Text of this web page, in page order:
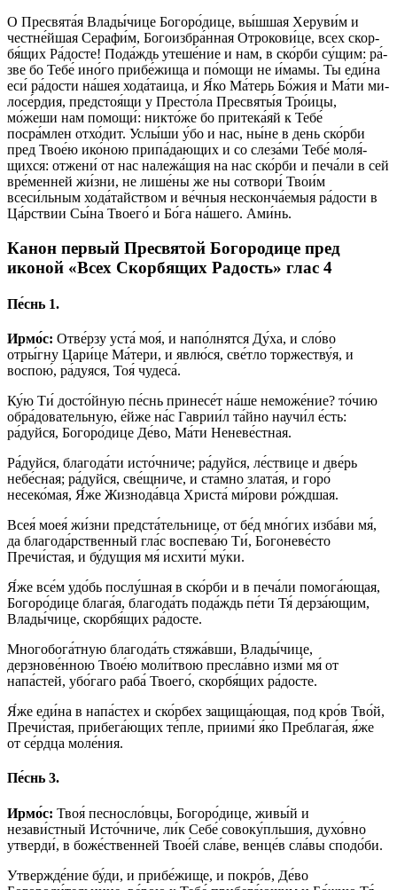
О Пре­свя­та́я Вла­ды́­чи­це Бо­го­ро́­ди­це, вы́ш­шая Хе­ру­ви́м и
чест­не́й­шая Се­ра­фи́м, Бо­го­из­бра́н­ная От­ро­ко­ви́­це, всех скор­
бя́­щих Ра́­дос­те! По­да́ждь уте­ше́­ние и нам, в ско́р­би су́­щим: ра́­
зве бо Те­бе́ ино́го прибе́жища и по́­мо­щи не и́ма­мы. Ты еди́на
еси́ ра́­дос­ти на́шея хода́таица, и Я́ко Ма́­терь Бо́­жия и Ма́­ти ми­
ло­се́р­дия, предстоя́щи у Пре­сто́­ла Пре­свя­ты́я Тро́ицы,
мо́жеши нам помо­щи́: ни­кто́­же бо при­те­ка́яй к Те­бе́
посра́млен от­хо́­дит. Услы́­ши у́бо и нас, ны́­не в день ско́р­би
пред Твое́ю ико́­ною при­па́­даю­щих и со сле­за́­ми Те­бе́ мо­ля́­
щих­ся: от­же­ни́ от нас належа́щия на нас ско́р­би и пе­ча́­ли в сей
вре́­мен­ней жи́з­ни, не лише́ны же ны со­тво­ри́ Тво­и́м
всеси́льным хо­да́­тай­ством и ве́ч­ныя несконча́емыя ра́­дос­ти в
Ца́рст­вии Сы́­на Тво­его́ и Бо́­га на́­ше­го. Ами́нь.
Канон первый Пресвятой Богородице пред
иконой «Всех Скорбящих Радость» глас 4
Пе́снь 1.
Ирмо́с: Отве́рзу уста́ моя́, и напо́лнятся Ду́ха, и сло́во
отры́гну Цари́це Ма́тери, и явлю́ся, све́тло торжеству́я, и
воспою́, ра́дуяся, Тоя́ чудеса́.
Ку́ю Ти́ досто́йную пе́снь принесе́т на́ше неможе́ние? то́чию
обра́довательную, е́йже на́с Гаврии́л та́йно научи́л е́сть:
ра́дуйся, Богоро́дице Де́во, Ма́ти Неневе́стная.
Ра́дуйся, благода́ти исто́чниче; ра́дуйся, ле́ствице и две́рь
небе́сная; ра́дуйся, све́щниче, и ста́мно злата́я, и горо́
несеко́мая, Я́же Жизнода́вца Христа́ ми́рови ро́ждшая.
Всея́ моея́ жи́зни предста́тельнице, от бе́д мно́гих изба́ви мя́,
да благода́рственный гла́с воспева́ю Ти́, Богоневе́сто
Пречи́стая, и бу́дущия мя́ исхити́ му́ки.
Я́же все́м удо́бь послу́шная в ско́рби и в печа́ли помога́ющая,
Богоро́дице блага́я, благода́ть пода́ждь пе́ти Тя́ дерза́ющим,
Влады́чице, скорбя́щих ра́досте.
Многобога́тную благода́ть стяжа́вши, Влады́чице,
дерзнове́нною Твое́ю моли́твою пресла́вно изми́ мя́ от
напа́стей, убо́гаго раба́ Твоего́, скорбя́щих ра́досте.
Я́же еди́на в напа́стех и ско́рбех защища́ющая, под кро́в Тво́й,
Пречи́стая, прибега́ющих те́пле, приими́ я́ко Преблага́я, я́же
от се́рдца моле́ния.
Пе́снь 3.
Ирмо́с: Твоя́ песносло́вцы, Богоро́дице, живы́й и
незави́стный Исто́чниче, ли́к Себе́ совоку́пльшия, духо́вно
утверди́, в боже́ственней Твое́й сла́ве, венце́в сла́вы сподо́би.
Утвержде́ние бу́ди, и прибе́жище, и покро́в, Де́во